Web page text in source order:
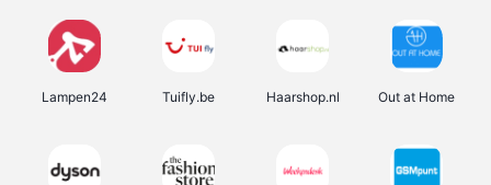
Lampen24 Tuifly.be Haarshop.nl Out at Home